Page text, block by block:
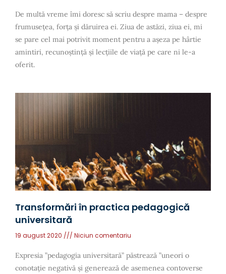
De multă vreme îmi doresc să scriu despre mama – despre
frumusețea, forța și dăruirea ei. Ziua de astăzi, ziua ei, mi
se pare cel mai potrivit moment pentru a așeza pe hârtie
amintiri, recunoștință și lecțiile de viață pe care ni le-a
oferit.
Transformări în practica pedagogică
universitară
19 august 2020 Niciun comentariu
Expresia ”pedagogia universitară” păstrează ”uneori o
conotație negativă și generează de asemenea contoverse